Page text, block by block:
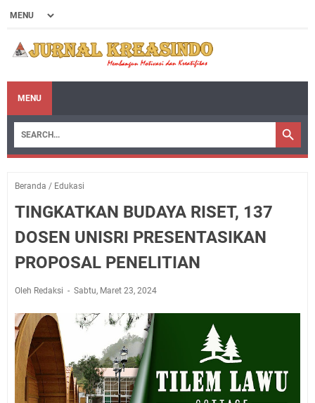
MENU
Beranda / Edukasi
TINGKATKAN BUDAYA RISET, 137
DOSEN UNISRI PRESENTASIKAN
PROPOSAL PENELITIAN
Oleh Redaksi Sabtu, Maret 23, 2024